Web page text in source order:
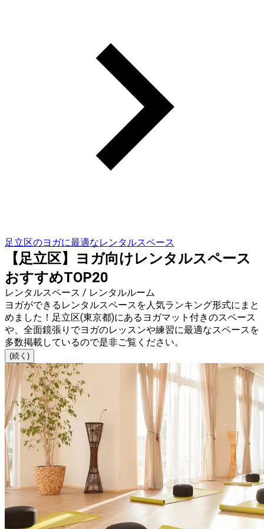
足立区のヨガに最適なレンタルスペース
【足立区】ヨガ向けレンタルスペース
おすすめTOP20
レンタルスペース / レンタルルーム
ヨガができるレンタルスペースを人気ランキング形式にまと
めました！足立区(東京都)にあるヨガマット付きのスペース
や、全面鏡張りでヨガのレッスンや練習に最適なスペースを
多数掲載しているので是非ご覧ください。
(続く)